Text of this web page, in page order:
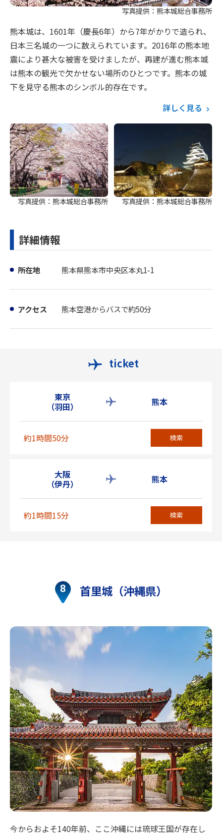
写真提供：熊本城総合事務所
熊本城は、1601年（慶長6年）から7年がかりで造られ、
日本三名城の一つに数えられています。2016年の熊本地
震により甚大な被害を受けましたが、再建が進む熊本城
は熊本の観光で欠かせない場所のひとつです。熊本の城
下を見守る熊本のシンボル的存在です。
詳しく見る
写真提供：熊本城総合事務所 写真提供：熊本城総合事務所
詳細情報
所在地 熊本県熊本市中央区本丸1-1
アクセス 熊本空港からバスで約50分
ticket
東京
（羽田）
熊本
約1時間50分 検索
大阪
（伊丹）
熊本
約1時間15分 検索
首里城（沖縄県）
今からおよそ140年前、ここ沖縄には琉球王国が存在し